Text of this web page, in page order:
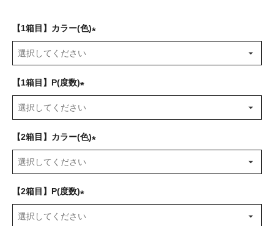
【1箱目】カラー(色)
必
)
【1箱目】P(度数)
必
須
)
【2箱目】カラー(色)
必
)
【2箱目】P(度数)